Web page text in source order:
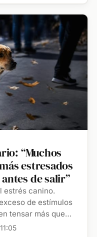
“Muchos
estresados
de salir”
estrés canino.
de estímulos
tensar más que